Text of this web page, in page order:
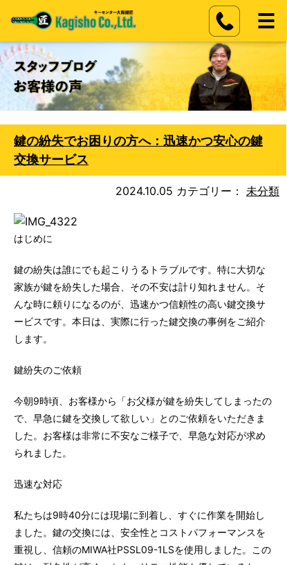
鍵の紛失でお困りの方へ：迅速かつ安心の鍵
交換サービス
2024.10.05 カテゴリー： 未分類
はじめに
鍵の紛失は誰にでも起こりうるトラブルです。特に大切な
家族が鍵を紛失した場合、その不安は計り知れません。そ
んな時に頼りになるのが、迅速かつ信頼性の高い鍵交換サ
ービスです。本日は、実際に行った鍵交換の事例をご紹介
します。
鍵紛失のご依頼
今朝9時頃、お客様から「お父様が鍵を紛失してしまったの
で、早急に鍵を交換して欲しい」とのご依頼をいただきま
した。お客様は非常に不安なご様子で、早急な対応が求め
られました。
迅速な対応
私たちは9時40分には現場に到着し、すぐに作業を開始し
ました。鍵の交換には、安全性とコストパフォーマンスを
重視し、信頼のMIWA社PSSL09-1LSを使用しました。この